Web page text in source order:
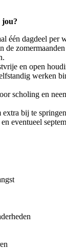
jou?
één dagdeel per
de
en open
werken
scholing en
bij te
eventueel